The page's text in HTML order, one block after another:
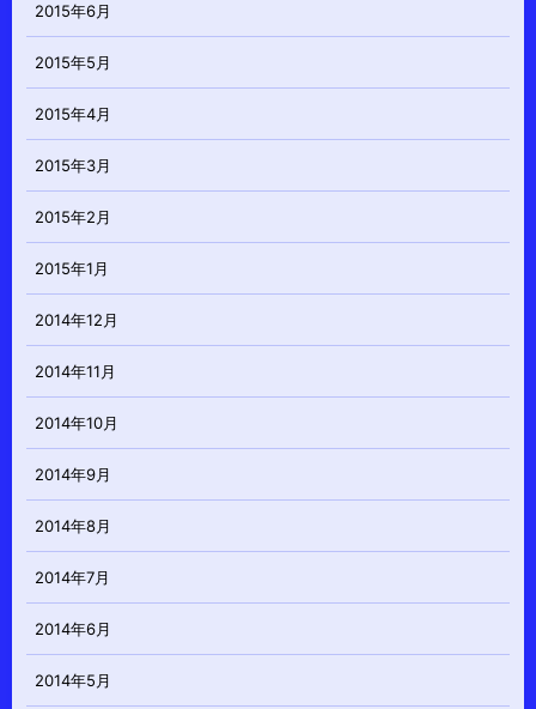
2015年6月
2015年5月
2015年4月
2015年3月
2015年2月
2015年1月
2014年12月
2014年11月
2014年10月
2014年9月
2014年8月
2014年7月
2014年6月
2014年5月